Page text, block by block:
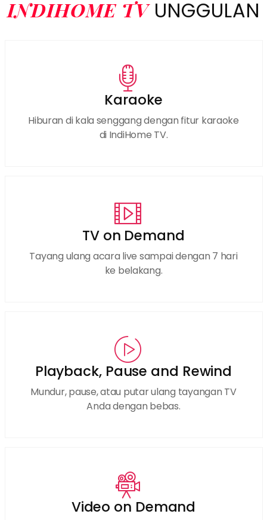
INDIHOME TVUNGGULAN
Karaoke
Hiburan di kala senggang dengan fitur karaoke
di IndiHome TV.
TV on Demand
Tayang ulang acara live sampai dengan 7 hari
ke belakang.
Playback, Pause and Rewind
Mundur, pause, atau putar ulang tayangan TV
Anda dengan bebas.
Video on Demand